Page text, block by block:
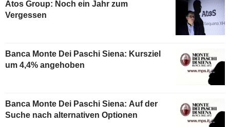
Atos Group: Noch ein Jahr zum
Vergessen
Banca Monte Dei Paschi Siena: Kursziel
um 4,4% angehoben
Banca Monte Dei Paschi Siena: Auf der
Suche nach alternativen Optionen